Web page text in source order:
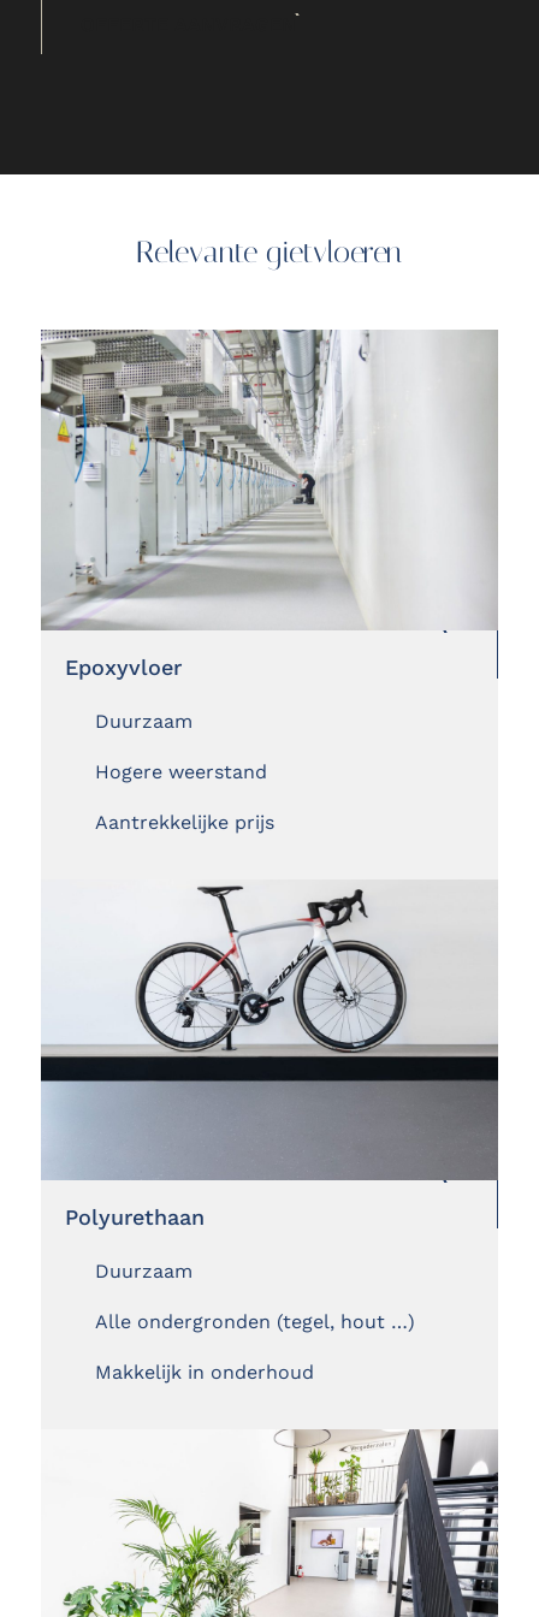
Relevante gietvloeren
Epoxyvloer
Duurzaam
Hogere weerstand
Aantrekkelijke prijs
Polyurethaan
Duurzaam
Alle ondergronden (tegel, hout …)
Makkelijk in onderhoud